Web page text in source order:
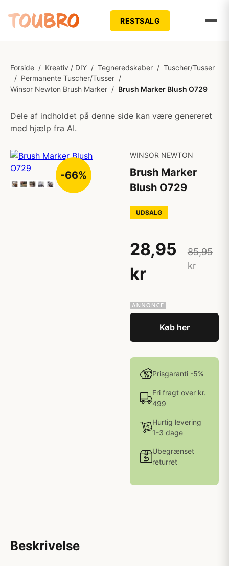
RESTSALG
Forside / Kreativ / DIY / Tegneredskaber / Tuscher/Tusser
/ Permanente Tuscher/Tusser /
Winsor Newton Brush Marker / Brush Marker Blush O729
Dele af indholdet på denne side kan være genereret
med hjælp fra AI.
-66%
WINSOR NEWTON
Brush Marker
Blush O729
UDSALG
28,95
kr
85,95
kr
Køb her
Prisgaranti -5%
Fri fragt over kr.
499
Hurtig levering
1-3 dage
Ubegrænset
returret
Beskrivelse